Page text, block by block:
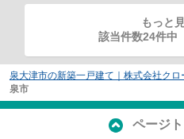
もっと
該当件数24件中
泉大津市の新築一戸建て｜株式会社ク
泉市
ページ